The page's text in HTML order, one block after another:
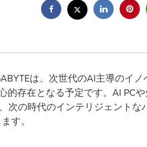
は、次世代のAI主導のイノ
的存在となる予定です。AI PC
次の時代のインテリジェントな
す。